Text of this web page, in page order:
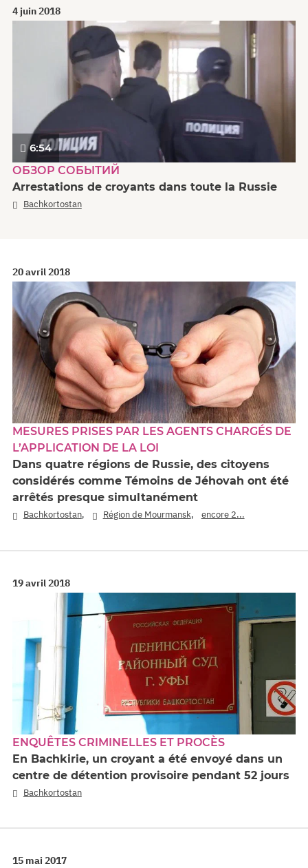
4 juin 2018
6:54
ОБЗОР СОБЫТИЙ
Arrestations de croyants dans toute la Russie
Bachkortostan
20 avril 2018
MESURES PRISES PAR LES AGENTS CHARGÉS DE
L’APPLICATION DE LA LOI
Dans quatre régions de Russie, des citoyens
considérés comme Témoins de Jéhovah ont été
arrêtés presque simultanément
Bachkortostan, Région de Mourmansk, encore 2...
19 avril 2018
ENQUÊTES CRIMINELLES ET PROCÈS
En Bachkirie, un croyant a été envoyé dans un
centre de détention provisoire pendant 52 jours
Bachkortostan
15 mai 2017